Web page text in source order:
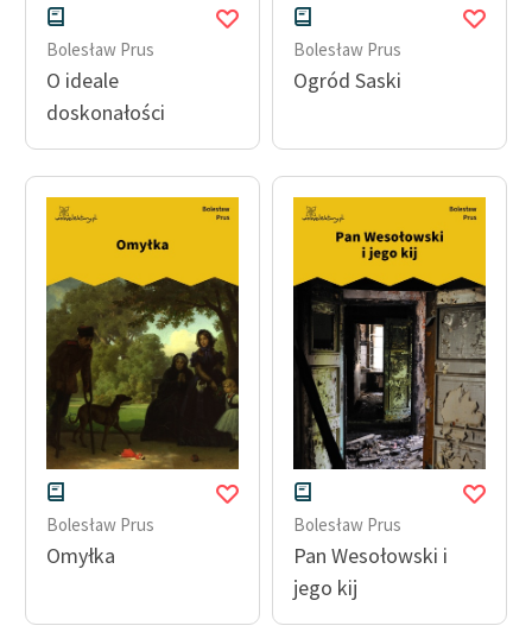
Bolesław Prus
O ideale
doskonałości
Bolesław Prus
Ogród Saski
Bolesław Prus
Omyłka
Bolesław Prus
Pan Wesołowski i
jego kij